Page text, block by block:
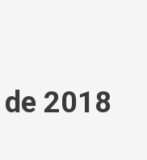
2018